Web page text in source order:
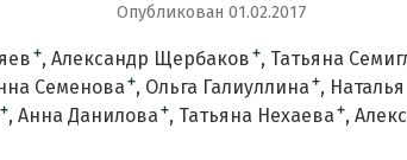
Опубликован 01.02.2017
+ Александр Щербаков + Татьяна
Семенова + Ольга Галиуллина +
+ Анна Данилова + Татьяна Нехаева +